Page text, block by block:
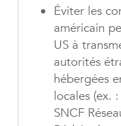
Éviter les
américain
US à
autorités
hébergées
locales (ex.
SNCF